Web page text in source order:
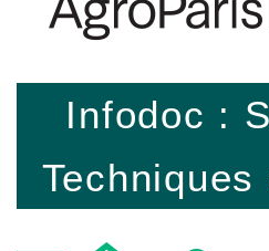
Infodoc :